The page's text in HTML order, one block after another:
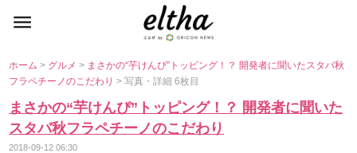
ホーム> グルメ> まさかの“芋けんぴ”トッピング！？ 開発者に聞いたスタバ秋
フラペチーノのこだわり> 写真・詳細 6枚目
まさかの“芋けんぴ”トッピング！？ 開発者に聞いた
スタバ秋フラペチーノのこだわり
2018-09-12 06:30